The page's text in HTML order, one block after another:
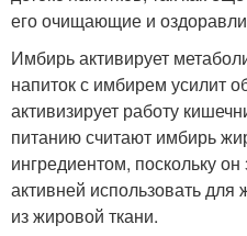
его очищающие и
Имбирь активирует
напиток с имбирем усилит
активизирует работу
питанию считают имбирь
ингредиентом, поскольку он
активней использовать для
из жировой ткани.